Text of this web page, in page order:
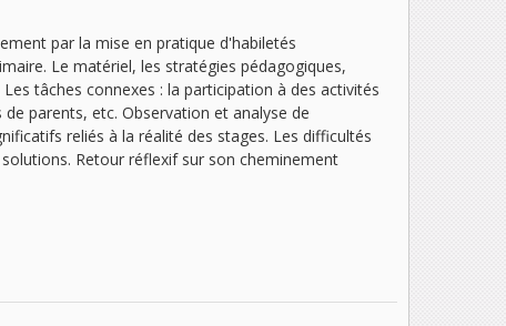
par la mise en pratique d'habiletés
Le matériel, les stratégies pédagogiques,
tâches connexes : la participation à des activités
parents, etc. Observation et analyse de
reliés à la réalité des stages. Les difficultés
Retour réflexif sur son cheminement